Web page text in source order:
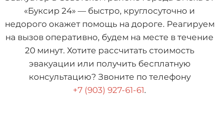
«Буксир 24» — быстро, круглосуточно и
недорого окажет помощь на дороге. Реагируем
на вызов оперативно, будем на месте в течение
20 минут. Хотите рассчитать стоимость
эвакуации или получить бесплатную
консультацию? Звоните по телефону
+7 (903) 927-61-61.